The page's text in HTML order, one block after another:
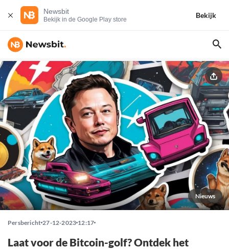
Newsbit
Bekijk in de Google Play store
Bekijk
Nieuws
Persbericht 27-12-2023 12:17
Laat voor de Bitcoin-golf? Ontdek het